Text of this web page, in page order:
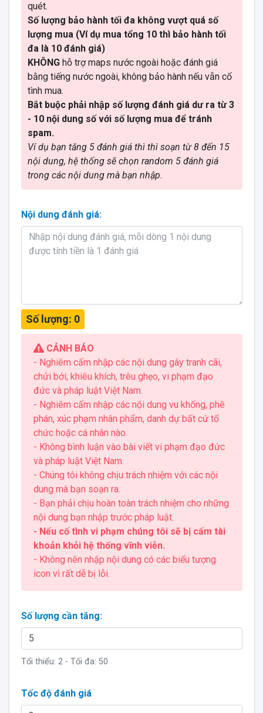
quét.
Số lượng bảo hành tối đa không vượt quá số
lượng mua (Ví dụ mua tổng 10 thì bảo hành tối
đa là 10 đánh giá)
KHÔNG hỗ trợ maps nước ngoài hoặc đánh giá
bằng tiếng nước ngoài, không bảo hành nếu vẫn cố
tình mua.
Bắt buộc phải nhập số lượng đánh giá dư ra từ 3
- 10 nội dung số với số lượng mua để tránh
spam.
Ví dụ bạn tăng 5 đánh giá thì thì soạn từ 8 đến 15
nội dung, hệ thống sẽ chọn random 5 đánh giá
trong các nội dung mà bạn nhập.
Nội dung đánh giá:
Số lượng: 0
CẢNH BÁO
- Nghiêm cấm nhập các nội dung gây tranh cãi,
chửi bới, khiêu khích, trêu ghẹo, vi phạm đạo
đức và pháp luật Việt Nam.
- Nghiêm cấm nhập các nội dung vu khống, phê
phán, xúc phạm nhân phẩm, danh dự bất cứ tổ
chức hoặc cá nhân nào.
- Không bình luận vào bài viết vi phạm đạo đức
và pháp luật Việt Nam.
- Chúng tôi không chịu trách nhiệm với các nội
dung mà bạn soạn ra.
- Bạn phải chịu hoàn toàn trách nhiệm cho những
nội dung bạn nhập trước pháp luật.
- Nếu cố tình vi phạm chúng tôi sẽ bị cấm tài
khoản khỏi hệ thống vĩnh viễn.
- Không nên nhập nội dung có các biểu tượng
icon vì rất dễ bị lỗi.
Số lượng cần tăng:
Tối thiểu: 2- Tối đa: 50
Tốc độ đánh giá